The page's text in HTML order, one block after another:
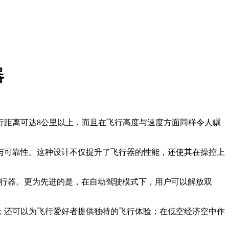
离可达8公里以上，而且在飞行高度与速度方面同样令人瞩
靠性。这种设计不仅提升了飞行器的性能，还使其在操控上
器。更为先进的是，在自动驾驶模式下，用户可以解放双
可以为飞行爱好者提供独特的飞行体验；在低空经济空中作